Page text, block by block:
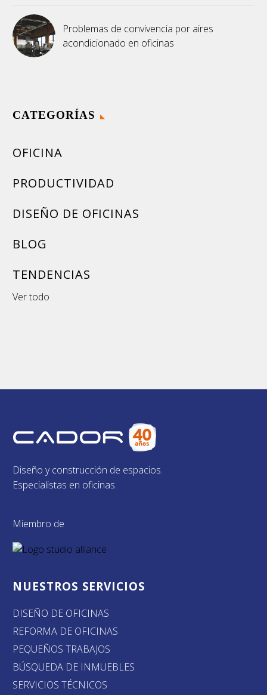
Problemas de convivencia por aires
acondicionado en oficinas
CATEGORÍAS
OFICINA
PRODUCTIVIDAD
DISEÑO DE OFICINAS
BLOG
TENDENCIAS
Ver todo
Diseño y construcción de espacios.
Especialistas en oficinas.
Miembro de
NUESTROS SERVICIOS
DISEÑO DE OFICINAS
REFORMA DE OFICINAS
PEQUEÑOS TRABAJOS
BÚSQUEDA DE INMUEBLES
SERVICIOS TÉCNICOS